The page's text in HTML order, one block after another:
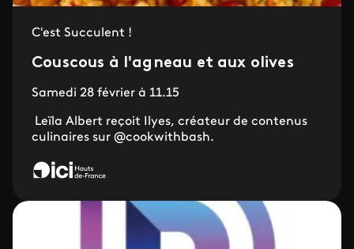
C'est Succulent !
Couscous à l'agneau et aux olives
Samedi 28 février à 11.15
Leïla Albert reçoit Ilyes, créateur de contenus
culinaires sur @cookwithbash.